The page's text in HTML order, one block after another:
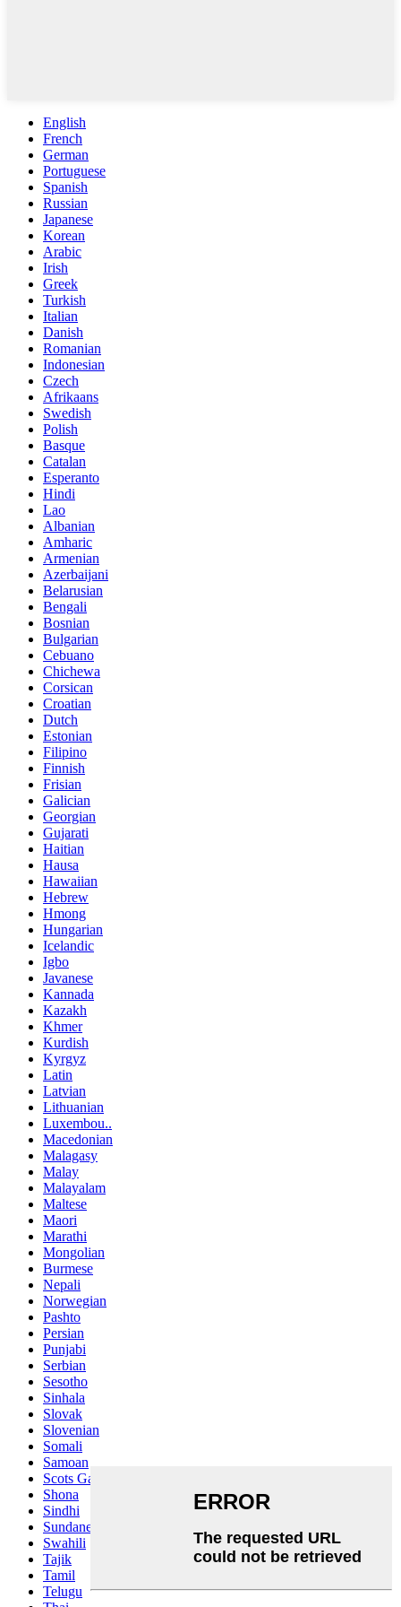
English
French
German
Portuguese
Spanish
Russian
Japanese
Korean
Arabic
Irish
Greek
Turkish
Italian
Danish
Romanian
Indonesian
Czech
Afrikaans
Swedish
Polish
Basque
Catalan
Esperanto
Hindi
Lao
Albanian
Amharic
Armenian
Azerbaijani
Belarusian
Bengali
Bosnian
Bulgarian
Cebuano
Chichewa
Corsican
Croatian
Dutch
Estonian
Filipino
Finnish
Frisian
Galician
Georgian
Gujarati
Haitian
Hausa
Hawaiian
Hebrew
Hmong
Hungarian
Icelandic
Igbo
Javanese
Kannada
Kazakh
Khmer
Kurdish
Kyrgyz
Latin
Latvian
Lithuanian
Luxembou..
Macedonian
Malagasy
Malay
Malayalam
Maltese
Maori
Marathi
Mongolian
Burmese
Nepali
Norwegian
Pashto
Persian
Punjabi
Serbian
Sesotho
Sinhala
Slovak
Slovenian
Somali
Samoan
Scots Gaelic
Shona
Sindhi
Sundanese
Swahili
Tajik
Tamil
Telugu